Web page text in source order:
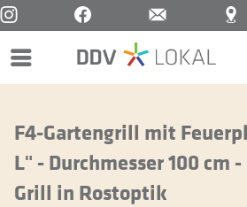
Menü
F4-Gartengrill mit
L" - Durchmesser 100 cm
Grill in Rostoptik